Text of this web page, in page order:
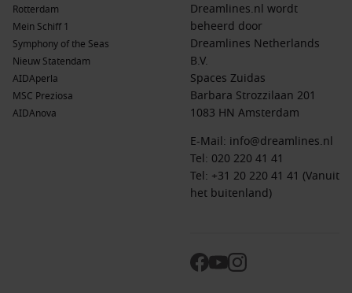
Een cruise naar Nuuk behoort doorgaans tot het hogere
segment vanwege de afgelegen ligging en het
expeditiekarakter.
10- tot 14-daagse cruises
– Vanaf ongeveer €2.000 per
persoon in een binnenhut.
– Gemiddeld tussen €4.000 en €8.000,
afhankelijk van rederij en huttype.
– Kunnen oplopen tot €10.000 of meer, vaak
vrijwel alles geïmporteerd wordt. Een eenvoudige lunch kan
Rotterdam
Mein Schiff 1
Symphony of the Seas
Nieuw Statendam
AIDAperla
MSC Preziosa
AIDAnova
Dreamlines.nl wordt
beheerd door
Dreamlines Netherlands
B.V.
Spaces Zuidas
Barbara Strozzilaan 201
1083 HN Amsterdam
E-Mail: info@dreamlines.nl
Tel: 020 220 41 41
Tel: +31 20 220 41 41 (Vanuit
het buitenland)